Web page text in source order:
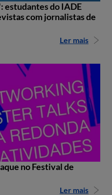
estudantes do IADE
com jornalistas de
Ler mais
no Festival de
Ler mais